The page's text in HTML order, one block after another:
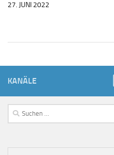
27. JUNI 2022
KANÄLE
Suchen
nach: